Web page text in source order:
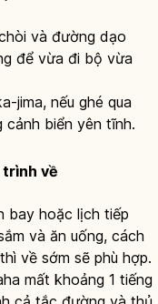
và đường dạo
để vừa đi bộ vừa
jima, nếu ghé qua
biển yên tĩnh.
trình về
bay hoặc lịch tiếp
và ăn uống, cách
về sớm sẽ phù hợp.
mất khoảng 1 tiếng